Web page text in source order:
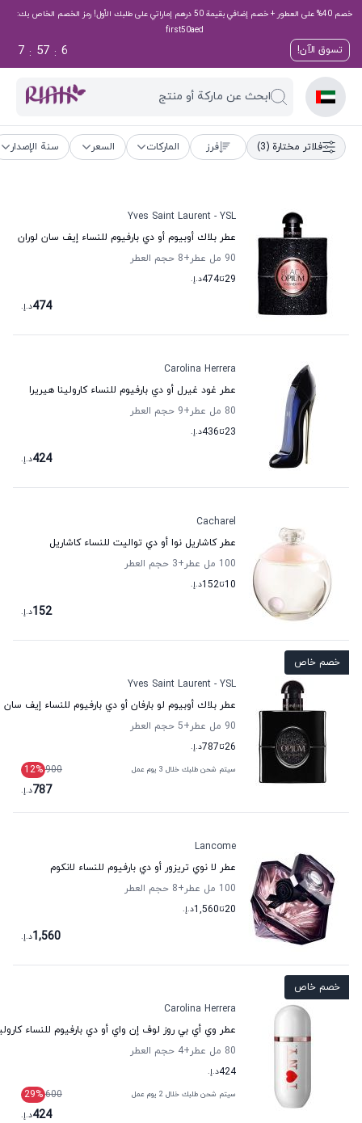
خصم 40% على العطور + خصم إضافي بقيمة 50 درهم إماراتي على طلبك الأول! رمز الخصم الخاص بك:
first50aed
تسوق الآن! 5
:
57
:
7
ابحث عن ماركة أو منتج
فلاتر مختارة (3) فرز الماركات السعر سنة الإصدار
Yves Saint Laurent - YSL
عطر بلاك أوبيوم أو دي بارفيوم للنساء إيف سان لوران
90 مل عطر
+8
حجم العطر
29تا474د.إ.
474د.إ.
Carolina Herrera
عطر غود غيرل أو دي بارفيوم للنساء كارولينا هيريرا
80 مل عطر
+9
حجم العطر
23تا436د.إ.
424د.إ.
Cacharel
عطر كاشاريل نوا أو دي تواليت للنساء كاشاريل
100 مل عطر
+3
حجم العطر
10تا152د.إ.
152د.إ.
خصم خاص
Yves Saint Laurent - YSL
عطر بلاك أوبيوم لو بارفان أو دي بارفيوم للنساء إيف سان
90 مل عطر
+5
حجم العطر
26تا787د.إ.
سيتم شحن طلبك خلال 3 يوم عمل 900
12%
787د.إ.
Lancome
عطر لا نوي تريزور أو دي بارفيوم للنساء لانكوم
100 مل عطر
+8
حجم العطر
20تا1,560د.إ.
1,560د.إ.
خصم خاص
Carolina Herrera
عطر وي أي بي روز لوف إن واي أو دي بارفيوم للنساء
80 مل عطر
+4
حجم العطر
424د.إ.
سيتم شحن طلبك خلال 2 يوم عمل 600
29%
424د.إ.